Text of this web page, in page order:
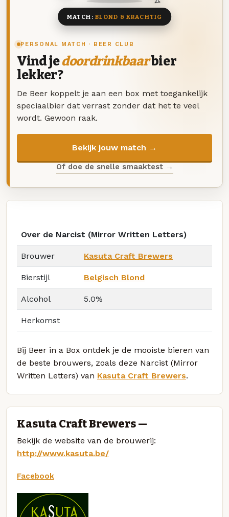
PERSONAL MATCH · BEER CLUB
Vind jedoordrinkbaarbier
lekker?
De Beer koppelt je aan een box met toegankelijk
speciaalbier dat verrast zonder dat het te veel
wordt. Gewoon raak.
Bekijk jouw match →
Of doe de snelle smaaktest →
MATCH: BLOND & KRACHTIG
Over de Narcist (Mirror Written Letters)
Brouwer Kasuta Craft Brewers
Bierstijl Belgisch Blond
Alcohol 5.0%
Herkomst
Bij Beer in a Box ontdek je de mooiste bieren van
de beste brouwers, zoals deze Narcist (Mirror
Written Letters) van Kasuta Craft Brewers.
Kasuta Craft Brewers —
Bekijk de website van de brouwerij:
http://www.kasuta.be/
Facebook